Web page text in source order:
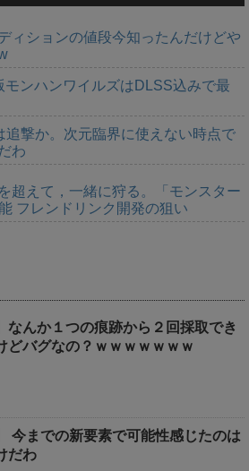
ィションの値段今知ったんだけどや
モンハンワイルズはDLSS込みで最
追撃か。次元臨界に使えない時点で
わ
超えて，一緒に狩る。「モンスター
フレンドリンク開発の狙い
なんか１つの痕跡から２回採取でき
どバグなの？ｗｗｗｗｗｗｗ
今までの新要素で可能性感じたのは
だわ